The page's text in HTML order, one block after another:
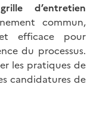
d’entretien
commun,
efficace pour
du processus.
les pratiques de
candidatures de